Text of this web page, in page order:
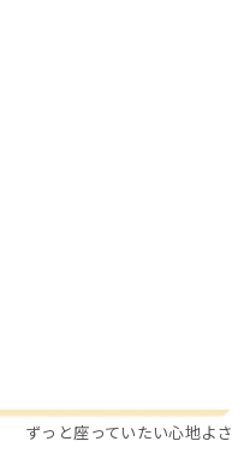
ずっと座っていたい心地よさ